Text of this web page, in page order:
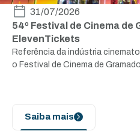
31/07/2026
54º Festival de Cinema de
ElevenTickets
Referência da indústria
o Festival de Cinema de
Saiba mais